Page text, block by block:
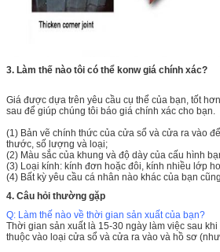
3. Làm thế nào tôi có thể konw giá chính xác?
Giá được dựa trên yêu cầu cụ thể của bạn, tốt
sau để giúp chúng tôi báo giá chính xác cho bạn.
(1) Bản vẽ chính thức của cửa sổ và cửa ra vào
thước, số lượng và loại;
(2) Màu sắc của khung và độ dày của cấu hình
(3) Loại kính: kính đơn hoặc đôi, kính nhiều lớp
(4) Bất kỳ yêu cầu cá nhân nào khác của bạn
4. Câu hỏi thường gặp
Q: Làm thế nào về thời gian sản xuất của bạn?
Thời gian sản xuất là 15-30 ngày làm việc sau
thuộc vào loại cửa sổ và cửa ra vào và hồ sơ